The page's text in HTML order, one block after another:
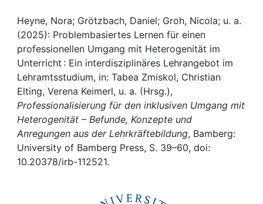
Help
Heyne, Nora; Grötzbach, Daniel; Groh, Nicola; u. a.
(2025): Problembasiertes Lernen für einen
professionellen Umgang mit Heterogenität im
Unterricht : Ein interdisziplinäres Lehrangebot im
Lehramtsstudium, in: Tabea Zmiskol, Christian
Elting, Verena Keimerl, u. a. (Hrsg.),
Professionalisierung für den inklusiven Umgang mit
Heterogenität – Befunde, Konzepte und
Anregungen aus der Lehrkräftebildung, Bamberg:
University of Bamberg Press, S. 39–60, doi:
10.20378/irb-112521.